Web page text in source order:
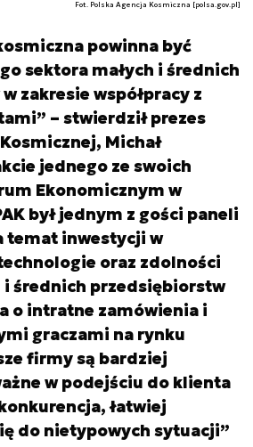
Fot. Polska Agencja Kosmiczna [polsa.gov.pl]
powinna być
sektora małych i średnich
zakresie współpracy z
– stwierdził prezes
Michał
jednego ze swoich
Ekonomicznym w
był jednym z gości paneli
temat inwestycji w
oraz zdolności
i średnich przedsiębiorstw
o intratne zamówienia i
graczami na rynku
firmy są bardziej
w podejściu do klienta
łatwiej
do nietypowych sytuacji”